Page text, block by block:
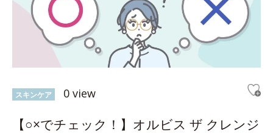
スキンケア 0 view
【○×でチェック！】オルビス ザ クレンジ